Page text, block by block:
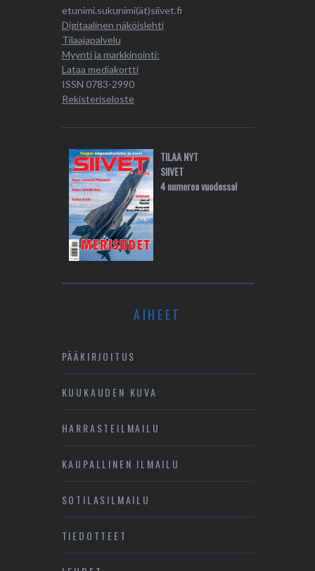
etunimi.sukunimi(ät)siivet.fi
Digitaalinen näköislehti
Tilaajapalvelu
Myynti ja markkinointi:
Lataa mediakortti
ISSN 0783-2990
Rekisteriseloste
TILAA NYT
SIIVET
4 numeroa vuodessa!
AIHEET
PÄÄKIRJOITUS
KUUKAUDEN KUVA
HARRASTEILMAILU
KAUPALLINEN ILMAILU
SOTILASILMAILU
TIEDOTTEET